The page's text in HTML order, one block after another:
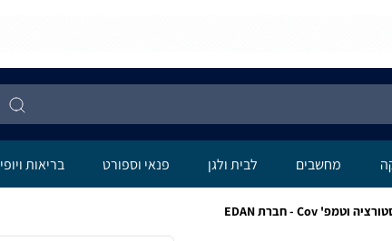
מחשבים לבית ולגן פנאי וספורט בריאות ויופי